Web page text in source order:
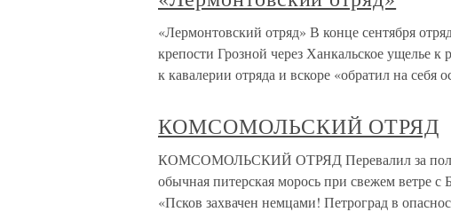
«Лермонтовский отряд» В конце сентября
крепости Грозной через Ханкальское ущелье
к кавалерии отряда и вскоре «обратил на себя
КОМСОМОЛЬСКИЙ ОТРЯД
КОМСОМОЛЬСКИЙ ОТРЯД Перевалил за
обычная питерская морось при свежем ветре
«Псков захвачен немцами! Петроград в